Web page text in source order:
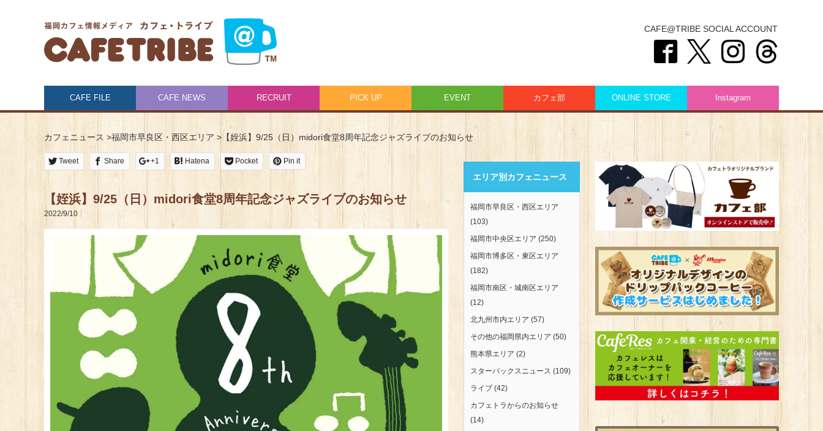
CAFE@TRIBE SOCIAL ACCOUNT
CAFE FILE CAFE NEWS RECRUIT PICK UP EVENT カフェ部 ONLINE STORE Instagram
カフェニュース >福岡市早良区・西区エリア > 【姪浜】9/25（日）midori食堂8周年記念ジャズライブのお知らせ
Tweet Share +1 Hatena Pocket Pin it
【姪浜】9/25（日）midori食堂8周年記念ジャズライブのお知らせ
2022/9/10
エリア別カフェニュース
福岡市早良区・西区エリア
(103)
福岡市中央区エリア (250)
福岡市博多区・東区エリア
(182)
福岡市南区・城南区エリア
(12)
北九州市内エリア (57)
その他の福岡県内エリア (50)
熊本県エリア (2)
スターバックスニュース (109)
ライブ (42)
カフェトラからのお知らせ
(14)